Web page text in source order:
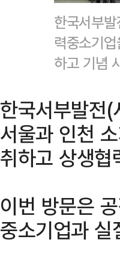
한국서부
력중소기
하고 기념
한국서부발전
서울과 인천
취하고 상생
이번 방문은
중소기업과